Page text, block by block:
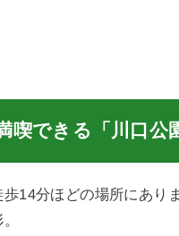
できる「川口公
歩14分ほどの場所にあ